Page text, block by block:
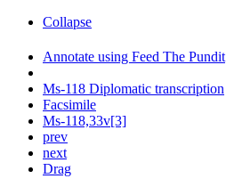
Collapse
Annotate using Feed The Pundit
Ms-118 Diplomatic transcription
Facsimile
Ms-118,33v[3]
prev
next
Drag